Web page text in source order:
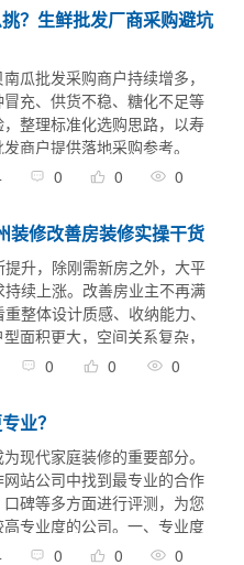
？生鲜批发厂商采购避坑
瓜批发采购商户持续增多，
充、供货不稳、糖化不足等
整理标准化选购思路，以寿
商户提供落地采购参考。
要点核查全产业链配套能力
0 0 0
装修改善房装修实操干货
升，除刚需新房之外，大平
续上涨。改善房业主不再满
整体设计质感、收纳能力、
面积更大，空间关系复杂，
很多业主在装修前期容易踩
0 0 0
业？
现代家庭装修的重要部分。
站公司中找到最专业的合作
碑等多方面进行评测，为您
专业度的公司。一、专业度
专注于SaaS模板建站的公
0 0 0